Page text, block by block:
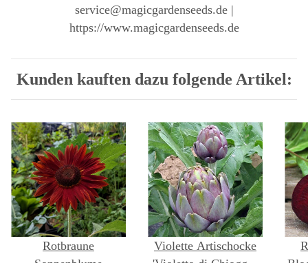
service@magicgardenseeds.de |
https://www.magicgardenseeds.de
Kunden kauften dazu folgende Artikel:
Rotbraune
Violette Artischocke